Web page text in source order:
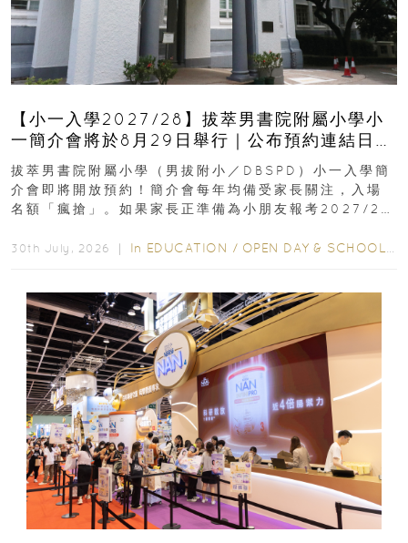
【小一入學2027/28】拔萃男書院附屬小學小
一簡介會將於8月29日舉行｜公布預約連結日期
｜更設有網上重溫
拔萃男書院附屬小學（男拔附小／DBSPD）小一入學簡
介會即將開放預約！簡介會每年均備受家長關注，入場
名額「瘋搶」。如果家長正準備為小朋友報考2027/28
30th July, 2026 ｜ In EDUCATION / OPEN DAY & SCHOOL EVENTS